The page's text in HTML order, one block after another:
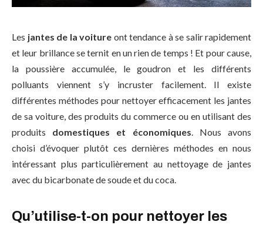
Les jantes de la voiture ont tendance à se salir rapidement
et leur brillance se ternit en un rien de temps ! Et pour cause,
la poussière accumulée, le goudron et les différents
polluants
viennent s’y incruster facilement. Il existe
différentes méthodes pour nettoyer efficacement les jantes
de sa voiture, des produits du commerce ou en utilisant des
produits domestiques et économiques. Nous avons
choisi d’évoquer plutôt ces dernières méthodes en nous
intéressant plus particulièrement au nettoyage de jantes
avec du bicarbonate de soude et du coca.
Qu’utilise-t-on pour nettoyer les